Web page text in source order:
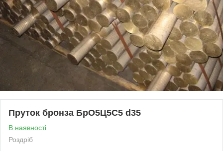
Пруток бронза БрО5Ц5С5 d35
В наявності
Роздріб